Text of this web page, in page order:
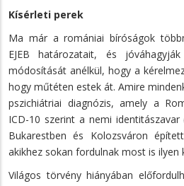
Kísérleti perek
Ma már a romániai bíróságok
EJEB határozatait, és
módosítását anélkül, hogy a
hogy műtéten estek át. Amire
pszichiátriai diagnózis, amely a
ICD-10 szerint a nemi
Bukarestben és Kolozsváron
akikhez sokan fordulnak most is ilyen
Világos törvény hiányában